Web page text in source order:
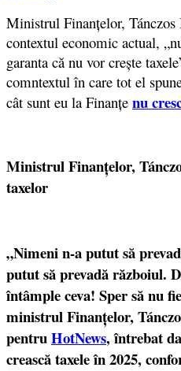
Ministrul Finanțelor, Tánczos
contextul economic actual,
garanta că nu vor crește
comntextul în care tot el
cât sunt eu la Finanțe nu
Ministrul Finanțelor,
taxelor
„Nimeni n-a putut să
putut să prevadă războiul.
întâmple ceva! Sper să nu
ministrul Finanțelor,
pentruHotNews, întrebat
crească taxele în 2025,